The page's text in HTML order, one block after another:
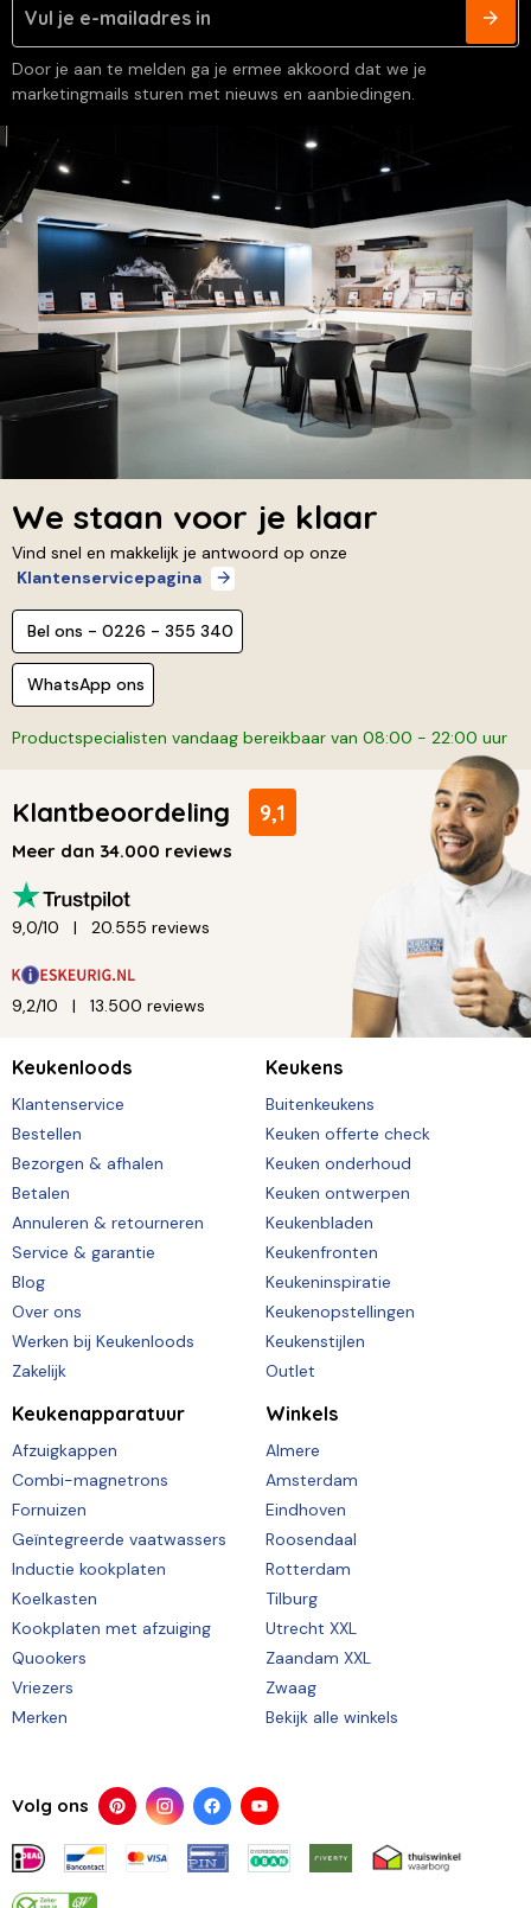
Door je aan te melden ga je ermee akkoord dat we je
marketingmails sturen met nieuws en aanbiedingen.
We staan voor je klaar
Vind snel en makkelijk je antwoord op onze
Klantenservicepagina
Bel ons - 0226 - 355 340
WhatsApp ons
Productspecialisten vandaag bereikbaar van 08:00 - 22:00 uur
Klantbeoordeling 9,1
Meer dan 34.000 reviews
9,0/10 20.555 reviews
9,2/10 13.500 reviews
Keukenloods
Klantenservice
Bestellen
Bezorgen & afhalen
Betalen
Annuleren & retourneren
Service & garantie
Blog
Over ons
Werken bij Keukenloods
Zakelijk
Keukens
Buitenkeukens
Keuken offerte check
Keuken onderhoud
Keuken ontwerpen
Keukenbladen
Keukenfronten
Keukeninspiratie
Keukenopstellingen
Keukenstijlen
Outlet
Keukenapparatuur
Afzuigkappen
Combi-magnetrons
Fornuizen
Geïntegreerde vaatwassers
Inductie kookplaten
Koelkasten
Kookplaten met afzuiging
Quookers
Vriezers
Merken
Winkels
Almere
Amsterdam
Eindhoven
Roosendaal
Rotterdam
Tilburg
Utrecht XXL
Zaandam XXL
Zwaag
Bekijk alle winkels
Volg ons